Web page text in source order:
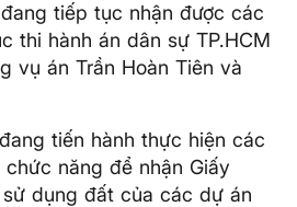
tiếp tục nhận được các
thi hành án dân sự TP.HCM
vụ án Trần Hoàn Tiên và
tiến hành thực hiện các
năng để nhận Giấy
dụng đất của các dự án